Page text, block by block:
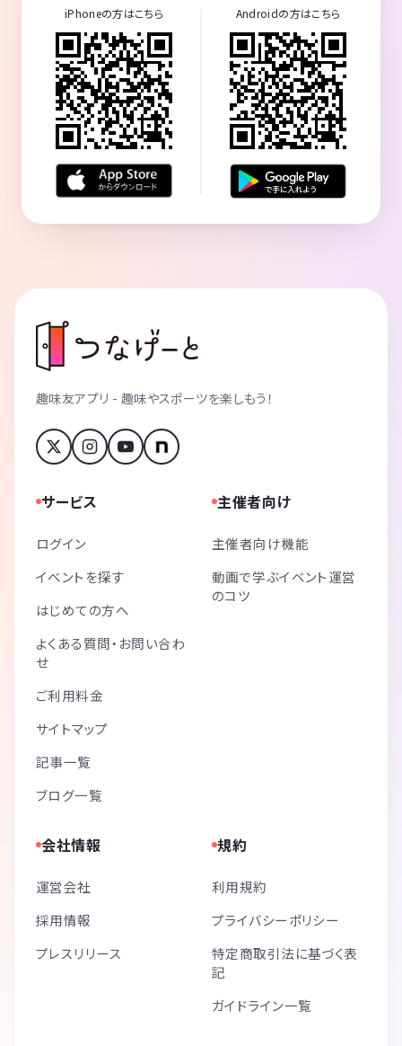
iPhoneの方はこちら Androidの方はこちら
趣味友アプリ - 趣味やスポーツを楽しもう！
サービス
ログイン
イベントを探す
はじめての方へ
よくある質問・お問い合わ
せ
ご利用料金
サイトマップ
記事一覧
ブログ一覧
主催者向け
主催者向け機能
動画で学ぶイベント運営
のコツ
会社情報
運営会社
採用情報
プレスリリース
規約
利用規約
プライバシーポリシー
特定商取引法に基づく表
記
ガイドライン一覧